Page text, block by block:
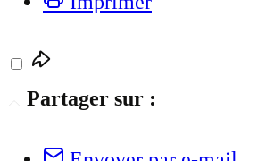
Partager sur :